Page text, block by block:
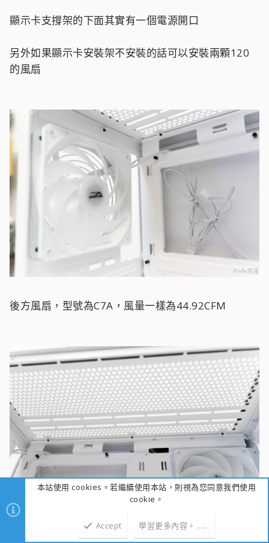
顯示卡支撐架的下面其實有一個電源開口
另外如果顯示卡安裝架不安裝的話可以安裝兩顆120
的風扇
後方風扇，型號為C7A，風量一樣為44.92CFM
本站使用 cookies。若繼續使用本站，則視為您同意我們使用
cookie。
Accept 學習更多內容。……